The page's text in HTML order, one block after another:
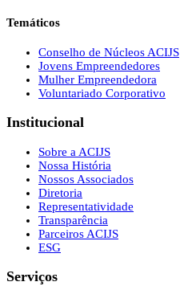
Temáticos
Conselho de Núcleos ACIJS
Jovens Empreendedores
Mulher Empreendedora
Voluntariado Corporativo
Institucional
Sobre a ACIJS
Nossa História
Nossos Associados
Diretoria
Representatividade
Transparência
Parceiros ACIJS
ESG
Serviços